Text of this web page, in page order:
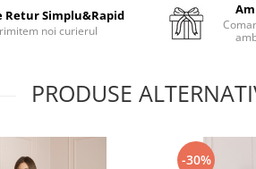
Retur Simplu&Rapid
noi curierul
PRODUSE
-30%